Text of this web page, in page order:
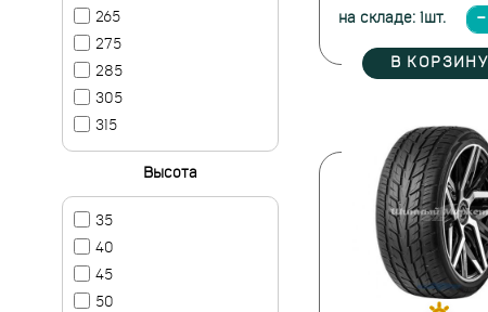
на складе: 1шт.
В КОРЗИНУ
265
275
285
305
315
Высота
35
40
45
50